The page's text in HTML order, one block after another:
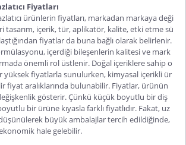
Fiyatları
ürünlerin fiyatları, markadan markaya deği
tasarım, içerik, tür, aplikatör, kalite, etki etme sü
fiyatlar da buna bağlı olarak belirlenir.
içerdiği bileşenlerin kalitesi ve mark
önemli rol üstlenir. Doğal içeriklere sahip o
yüksek fiyatlarla sunulurken, kimyasal içerikli ür
fiyat aralıklarında bulunabilir. Fiyatlar, ürünün
gösterir. Çünkü küçük boyutlu bir diş
bir ürüne kıyasla farklı fiyatlıdır. Fakat, uz
büyük ambalajlar tercih edildiğinde,
hale gelebilir.